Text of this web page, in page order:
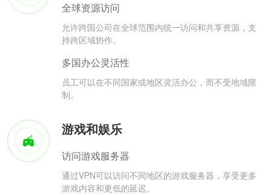
全球资源访问
允许跨国公司在全球范围内统一访问和共享资源，支
持跨区域协作。
多国办公灵活性
员工可以在不同国家或地区灵活办公，而不受地域限
制。
游戏和娱乐
访问游戏服务器
通过VPN可以访问不同地区的游戏服务器，享受更多
游戏内容和更低的延迟。